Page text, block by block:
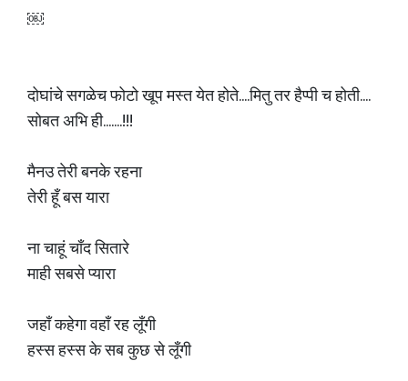
￼
दोघांचे सगळेच फोटो खूप मस्त येत होते....मितु तर हैप्पी च होती....
सोबत अभि ही.......!!!
मैनउ तेरी बनके रहना
तेरी हूँ बस यारा
ना चाहूं चाँद सितारे
माही सबसे प्यारा
जहाँ कहेगा वहाँ रह लूँगी
हस्स हस्स के सब कुछ से लूँगी